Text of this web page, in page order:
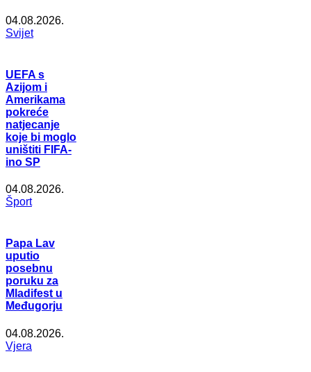
04.08.2026.
Svijet
UEFA s
Azijom i
Amerikama
pokreće
natjecanje
koje bi moglo
uništiti FIFA-
ino SP
04.08.2026.
Šport
Papa Lav
uputio
posebnu
poruku za
Mladifest u
Međugorju
04.08.2026.
Vjera